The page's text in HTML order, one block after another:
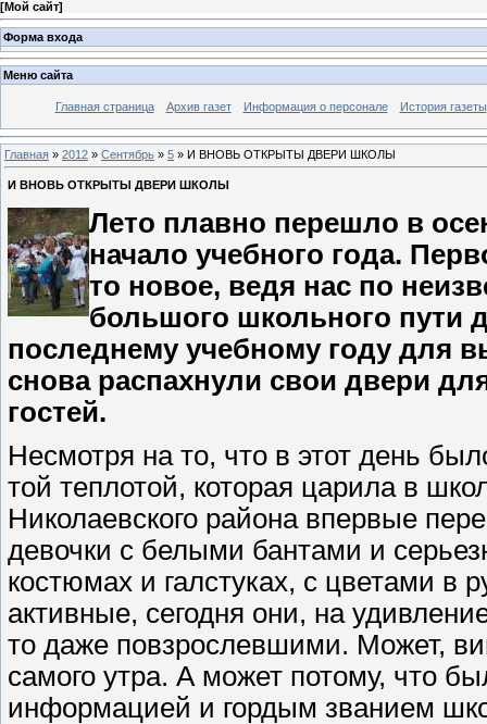
[Мой сайт]
Форма входа
Меню сайта
Главная страница Архив газет Информация о персонале История газеты
Главная » 2012 » Сентябрь » 5 » И ВНОВЬ ОТКРЫТЫ ДВЕРИ ШКОЛЫ
И ВНОВЬ ОТКРЫТЫ ДВЕРИ ШКОЛЫ
Лето плавно перешло в
начало учебного года.
то новое, ведя нас по
большого школьного пути
последнему учебному году для
снова распахнули свои двери
гостей.
Несмотря на то, что в этот день
той теплотой, которая царила в
Николаевского района впервые
девочки с белыми бантами и
костюмах и галстуках, с цветами
активные, сегодня они, на
то даже повзрослевшими. Может,
самого утра. А может потому, что
информацией и гордым званием